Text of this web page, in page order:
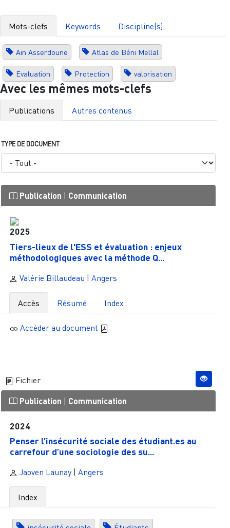
Mots-clefs Keywords Discipline(s)
Ain Asserdoune Atlas de Béni Mellal
Evaluation Protection valorisation
Avec les mêmes mots-clefs
Publications Autres contenus
TYPE DE DOCUMENT
Publication | Communication
2025
Tiers-lieux de l'ESS et évaluation : enjeux
méthodologiques avec la méthode Q...
Valérie Billaudeau | Angers
Accès Résumé Index
Accèder au document
Fichier
Publication | Communication
2024
Penser l’insécurité sociale des étudiant.es au
carrefour d’une sociologie des su...
Jaoven Launay| Angers
Index